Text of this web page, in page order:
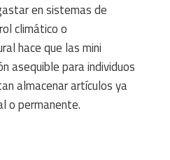
en sistemas de
climático o
hace que las mini
asequible para individuos
almacenar artículos ya
o permanente.